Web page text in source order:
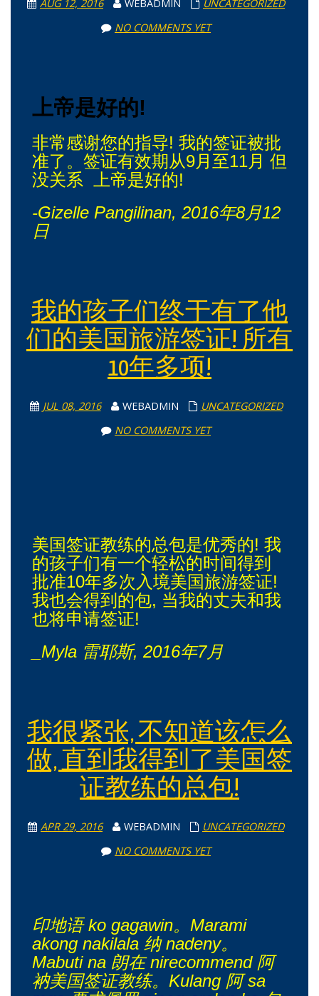
AUG 12, 2016 WEBADMIN
UNCATEGORIZED
NO COMMENTS YET
上帝是好的!
非常感谢您的指导! 我的签证被批
准了。签证有效期从9月至11月 但
没关系 上帝是好的!
-Gizelle Pangilinan, 2016年8月12
日
我的孩子们终于有了他
们的美国旅游签证! 所有
10年多项!
JUL 08, 2016 WEBADMIN
UNCATEGORIZED
NO COMMENTS YET
美国签证教练的总包是优秀的! 我
的孩子们有一个轻松的时间得到
批准10年多次入境美国旅游签证!
我也会得到的包, 当我的丈夫和我
也将申请签证!
_Myla 雷耶斯, 2016年7月
我很紧张, 不知道该怎么
做, 直到我得到了美国签
证教练的总包!
APR 29, 2016 WEBADMIN
UNCATEGORIZED
NO COMMENTS YET
印地语 ko gagawin。Marami
akong nakilala 纳 nadeny。
Mabuti na 朗在 nirecommend 阿
衲美国签证教练。Kulang 阿 sa